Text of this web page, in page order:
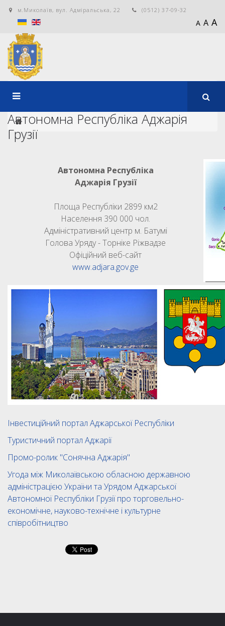
м.Миколаїв, вул. Адміральська, 22 (0512) 37-09-32
A A A
Автономна Республіка Аджарія
Грузії
Автономна Республіка
Аджарія Грузії
Площа Республіки 2899 км2
Населення 390 000 чол.
Адміністративний центр м. Батумі
Голова Уряду - Торніке Ріжвадзе
Офіційний веб-сайт
www.adjara.gov.ge
Інвестиційний портал Аджарської Республіки
Туристичний портал Аджарії
Промо-ролик "Сонячна Аджарія"
Угода між Миколаївською обласною державною
адміністрацією України та Урядом Аджарської
Автономної Республіки Грузії про торговельно-
економічне, науково-технічне і культурне
співробітництво